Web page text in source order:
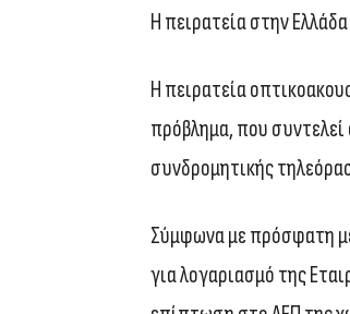
Η πειρατεία στην Ελλάδα
Η πειρατεία
πρόβλημα, που
συνδρομητικής
Σύμφωνα με πρόσφατη
για λογαριασμό της